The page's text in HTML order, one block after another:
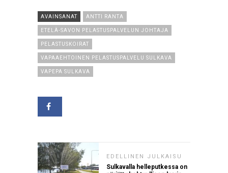
AVAINSANAT ANTTI RANTA
ETELÄ-SAVON PELASTUSPALVELUN JOHTAJA
PELASTUSKOIRAT
VAPAAEHTOINEN PELASTUSPALVELU SULKAVA
VAPEPA SULKAVA
EDELLINEN JULKAISU
Sulkavalla helleputkessa on